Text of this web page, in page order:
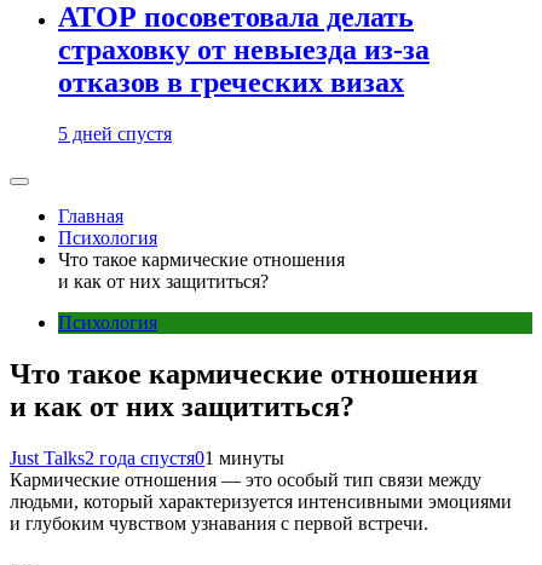
АТОР посоветовала делать
страховку от невыезда из-за
отказов в греческих визах
5 дней спустя
Главная
Психология
Что такое кармические отношения
и как от них защититься?
Психология
Что такое кармические отношения
и как от них защититься?
Just Talks2 года спустя01 минуты
Кармические отношения — это особый тип связи между
людьми, который характеризуется интенсивными эмоциями
и глубоким чувством узнавания с первой встречи.